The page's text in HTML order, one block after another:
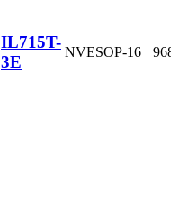
IL715T-
3E
NVESOP-16